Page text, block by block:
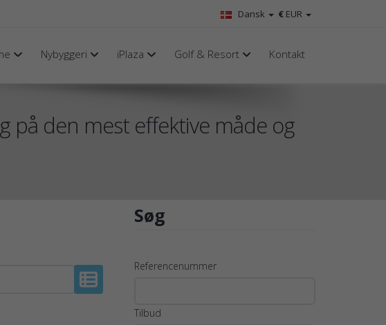
€ EUR
Dansk
Nybyggeri iPlaza Golf & Resort Kontakt
på den mest effektive måde og
Søg
Referencenummer
Tilbud